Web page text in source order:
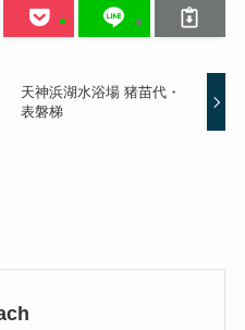
天神浜湖水浴場 猪苗代・
表磐梯